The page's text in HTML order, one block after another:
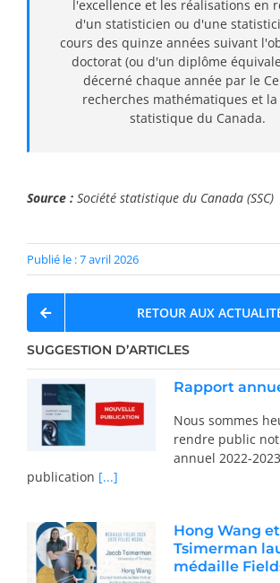
l'excellence et les réalisations en
d'un statisticien ou d'une
cours des quinze années suivant
doctorat (ou d'un diplôme
décerné chaque année par le
recherches mathématiques et la
statistique du Canada.
Source :Société statistique du Canada (SSC)
Publié le : 7 avril 2026
RETOUR AUX
SUGGESTION D’ARTICLES
Rapport
Nous sommes
rendre public
annuel 2022-
publication [...]
Hong Wang
Tsimerman
médaille